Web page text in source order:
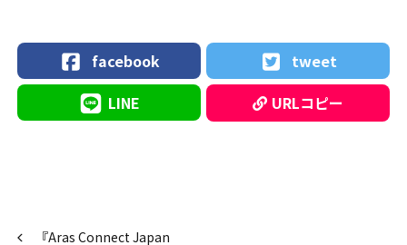
facebook
tweet
LINE
URLコピー
『Aras Connect Japan